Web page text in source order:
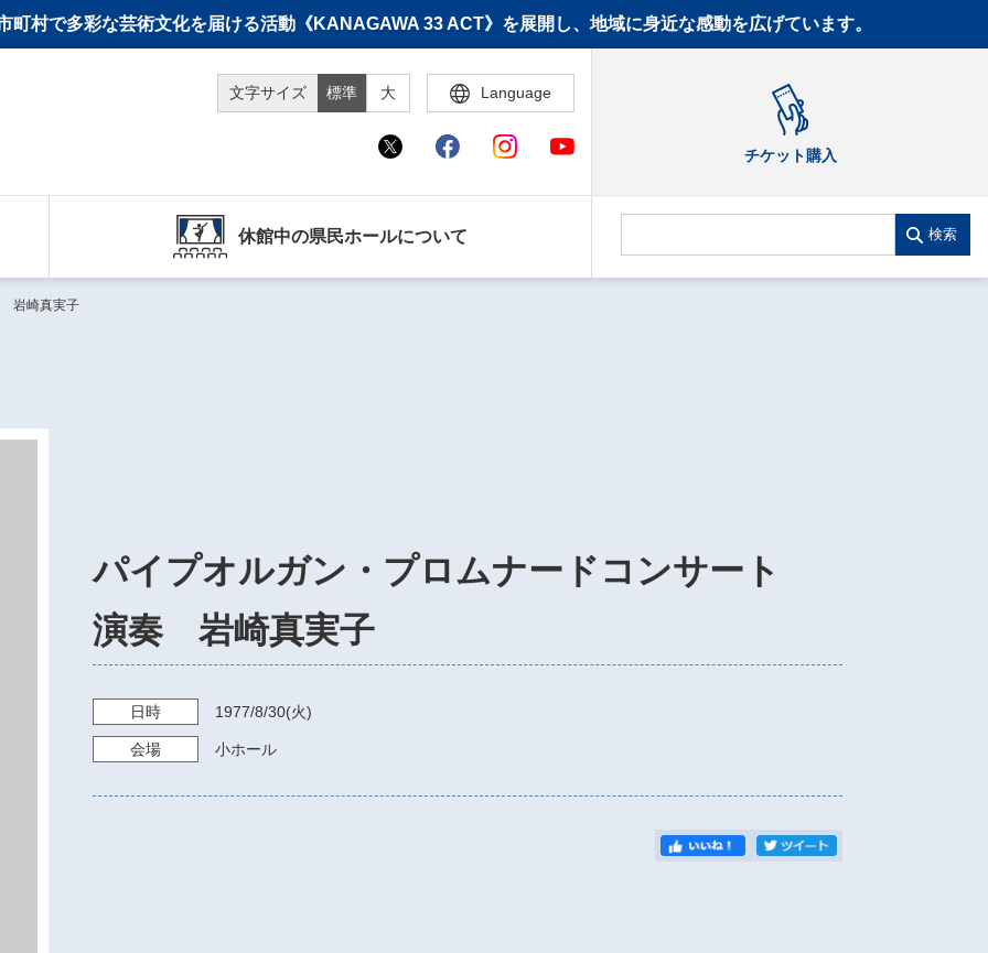
村で多彩な芸術文化を届ける活動《KANAGAWA 33 ACT》を展開し、地域に身近な感動を広げています。
文字サイズ 標準 大 Language
チケット購入
休館中の県民ホールについて 検索
岩崎真実子
パイプオルガン・プロムナードコンサート
演奏 岩崎真実子
日時 1977/8/30(火)
会場 小ホール